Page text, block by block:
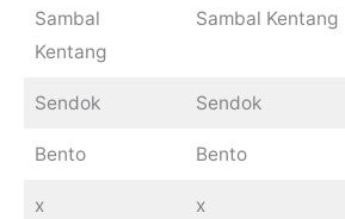
Sambal
Kentang
Sambal Kentang
Sendok Sendok
Bento Bento
x x